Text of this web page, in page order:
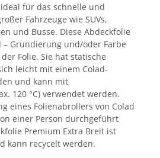
für das schnelle und
Fahrzeuge wie SUVs,
und Busse. Diese Abdeckfolie
Grundierung und/oder Farbe
Folie. Sie hat statische
leicht mit einem Colad-
und kann mit
120 °C) verwendet werden.
eines Folienabrollers von Colad
einer Person durchgeführt
Premium Extra Breit ist
kann recycelt werden.